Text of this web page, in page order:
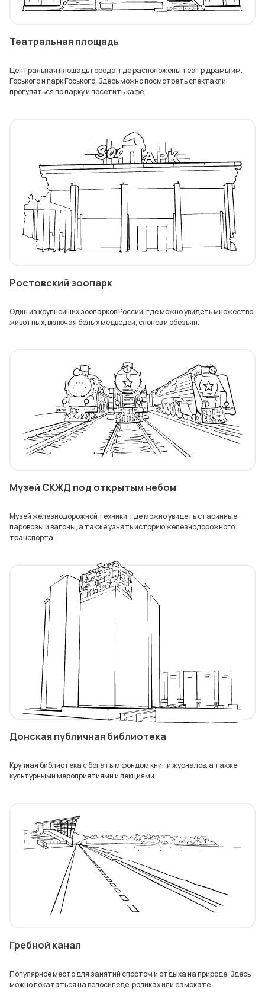
Театральная площадь
Центральная площадь города, где расположены театр драмы им.
Горького и парк Горького. Здесь можно посмотреть спектакли,
прогуляться по парку и посетить кафе.
Ростовский зоопарк
Один из крупнейших зоопарков России, где можно увидеть множество
животных, включая белых медведей, слонов и обезьян.
Музей СКЖД под открытым небом
Музей железнодорожной техники, где можно увидеть старинные
паровозы и вагоны, а также узнать историю железнодорожного
транспорта.
Донская публичная библиотека
Крупная библиотека с богатым фондом книг и журналов, а также
культурными мероприятиями и лекциями.
Гребной канал
Популярное место для занятий спортом и отдыха на природе. Здесь
можно покататься на велосипеде, роликах или самокате.